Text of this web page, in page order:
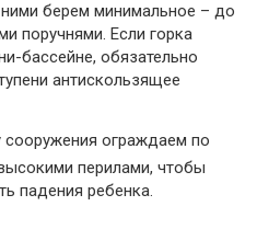
берем минимальное – до
поручнями. Если горка
бассейне, обязательно
антискользящее
ограждаем по
перилами, чтобы
падения ребенка.